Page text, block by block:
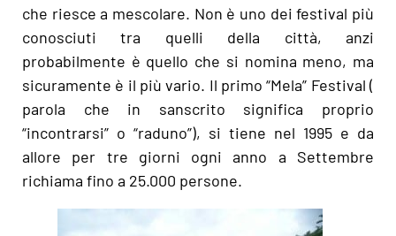
che riesce a mescolare. Non è uno dei festival più
conosciuti tra quelli della città, anzi
probabilmente è quello che si nomina meno, ma
sicuramente è il più vario. Il primo “Mela” Festival (
parola che in sanscrito significa proprio
“incontrarsi” o “raduno”), si tiene nel 1995 e da
allore per tre giorni ogni anno a Settembre
richiama fino a 25.000 persone.